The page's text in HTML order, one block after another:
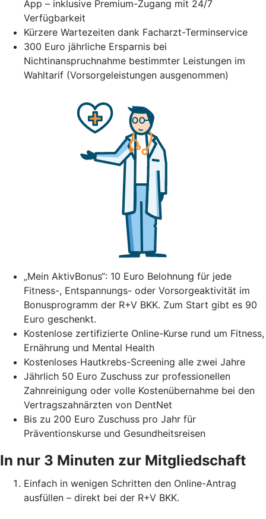
App – inklusive Premium-Zugang mit 24/7
Verfügbarkeit
Kürzere Wartezeiten dank Facharzt-Terminservice
300 Euro jährliche Ersparnis bei
Nichtinanspruchnahme bestimmter Leistungen im
Wahltarif (Vorsorgeleistungen ausgenommen)
„Mein AktivBonus“: 10 Euro Belohnung für jede
Fitness-, Entspannungs- oder Vorsorgeaktivität im
Bonusprogramm der R+V BKK. Zum Start gibt es 90
Euro geschenkt.
Kostenlose zertifizierte Online-Kurse rund um Fitness,
Ernährung und Mental Health
Kostenloses Hautkrebs-Screening alle zwei Jahre
Jährlich 50 Euro Zuschuss zur professionellen
Zahnreinigung oder volle Kostenübernahme bei den
Vertragszahnärzten von DentNet
Bis zu 200 Euro Zuschuss pro Jahr für
Präventionskurse und Gesundheitsreisen
In nur 3 Minuten zur Mitgliedschaft
Einfach in wenigen Schritten den Online-Antrag
ausfüllen – direkt bei der R+V BKK.